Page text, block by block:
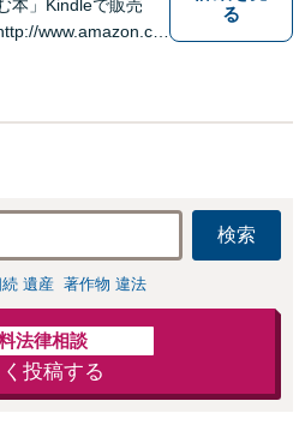
本」Kindleで販売
www.amazon.co.
る
検索
続 遺産 著作物 違法
法律相談
投稿する